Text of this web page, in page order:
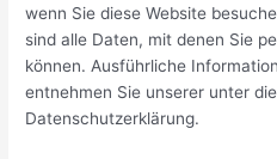
wenn Sie diese Website
sind alle Daten, mit denen Sie
können. Ausführliche
entnehmen Sie unserer unter
Datenschutzerklärung.